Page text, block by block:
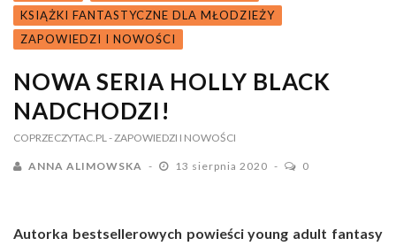
KSIĄŻKI FANTASTYCZNE DLA MŁODZIEŻY
ZAPOWIEDZI I NOWOŚCI
NOWA SERIA HOLLY BLACK
NADCHODZI!
COPRZECZYTAC.PL - ZAPOWIEDZI I NOWOŚCI
ANNA ALIMOWSKA 13 sierpnia 2020 0
Autorka bestsellerowych powieści young adult fantasy